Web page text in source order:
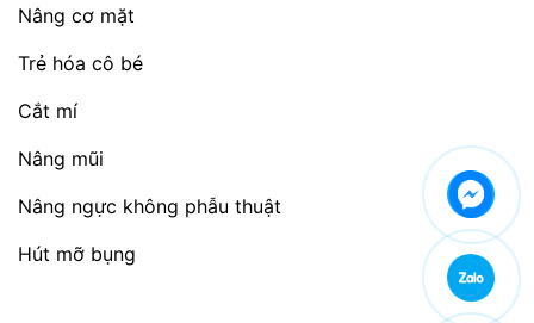
Nâng cơ mặt
Trẻ hóa cô bé
Cắt mí
Nâng mũi
Nâng ngực không phẫu thuật
Hút mỡ bụng